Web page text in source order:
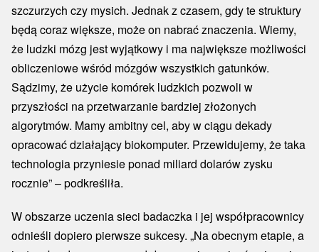
szczurzych czy mysich. Jednak z czasem, gdy te struktury
będą coraz większe, może on nabrać znaczenia. Wiemy,
że ludzki mózg jest wyjątkowy i ma największe możliwości
obliczeniowe wśród mózgów wszystkich gatunków.
Sądzimy, że użycie komórek ludzkich pozwoli w
przyszłości na przetwarzanie bardziej złożonych
algorytmów. Mamy ambitny cel, aby w ciągu dekady
opracować działający biokomputer. Przewidujemy, że taka
technologia przyniesie ponad miliard dolarów zysku
rocznie” – podkreśliła.
W obszarze uczenia sieci badaczka i jej współpracownicy
odnieśli dopiero pierwsze sukcesy. „Na obecnym etapie, a